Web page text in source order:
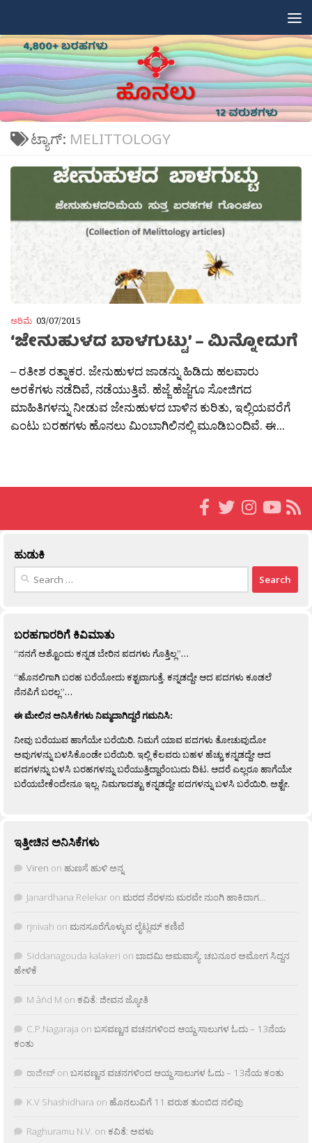
ಟ್ಯಾಗ್: MELITTOLOGY
ಅರಿಮೆ 03/07/2015
‘ಜೇನುಹುಳದ ಬಾಳಗುಟ್ಟು’ – ಮಿನ್ನೋದುಗೆ
– ರತೀಶ ರತ್ನಾಕರ. ಜೇನುಹುಳದ ಜಾಡನ್ನು ಹಿಡಿದು ಹಲವಾರು
ಅರಕೆಗಳು ನಡೆದಿವೆ, ನಡೆಯುತ್ತಿವೆ. ಹೆಜ್ಜೆ ಹೆಜ್ಜೆಗೂ ಸೋಜಿಗದ
ಮಾಹಿತಿಗಳನ್ನು ನೀಡುವ ಜೇನುಹುಳದ ಬಾಳಿನ ಕುರಿತು, ಇಲ್ಲಿಯವರೆಗೆ
ಎಂಟು ಬರಹಗಳು ಹೊನಲು ಮಿಂಬಾಗಿಲಿನಲ್ಲಿ ಮೂಡಿಬಂದಿವೆ. ಈ...
ಹುಡುಕಿ
Search
ಬರಹಗಾರರಿಗೆ ಕಿವಿಮಾತು
“ನನಗೆ ಅಶ್ಟೊಂದು ಕನ್ನಡ ಬೇರಿನ ಪದಗಳು ಗೊತ್ತಿಲ್ಲ”…
“ಹೊನಲಿಗಾಗಿ ಬರಹ ಬರೆಯೋದು ಕಶ್ಟವಾಗುತ್ತೆ. ಕನ್ನಡದ್ದೇ ಆದ ಪದಗಳು ಕೂಡಲೆ
ನೆನಪಿಗೆ ಬರಲ್ಲ”…
ಈ ಮೇಲಿನ ಅನಿಸಿಕೆಗಳು ನಿಮ್ಮದಾಗಿದ್ದರೆ ಗಮನಿಸಿ:
ನೀವು ಬರೆಯುವ ಹಾಗೆಯೇ ಬರೆಯಿರಿ. ನಿಮಗೆ ಯಾವ ಪದಗಳು ತೋಚುವುದೋ
ಅವುಗಳನ್ನು ಬಳಸಿಕೊಂಡೇ ಬರೆಯಿರಿ. ಇಲ್ಲಿ ಕೆಲವರು ಬಹಳ ಹೆಚ್ಚು ಕನ್ನಡದ್ದೇ ಆದ
ಪದಗಳನ್ನು ಬಳಸಿ ಬರಹಗಳನ್ನು ಬರೆಯುತ್ತಿದ್ದಾರೆಂಬುದು ದಿಟ. ಆದರೆ ಎಲ್ಲರೂ ಹಾಗೆಯೇ
ಬರೆಯಬೇಕೆಂದೇನೂ ಇಲ್ಲ. ನಿಮಗಾದಶ್ಟು ಕನ್ನಡದ್ದೇ ಪದಗಳನ್ನು ಬಳಸಿ ಬರೆಯಿರಿ, ಅಶ್ಟೇ.
ಇತ್ತೀಚಿನ ಅನಿಸಿಕೆಗಳು
Viren on ಹುಣಸೆ ಹುಳಿ ಅನ್ನ
Janardhana Relekar on ಮರದ ನೆರಳನು ಮರವೇ ನುಂಗಿ ಹಾಕಿದಾಗ…
rjnivah on ಮನಸೂರೆಗೊಳ್ಳುವ ಲೈಟ್ಲಮ್ ಕಣಿವೆ
Siddanagouda kalakeri on ಬಾದಮಿ ಅಮವಾಸ್ಯೆ: ಚಬನೂರ ಅಮೋಗ ಸಿದ್ದನ
ಹೇಳಿಕೆ
M âñd M on ಕವಿತೆ: ಜೀವನ ಜ್ಯೋತಿ
C.P.Nagaraja on ಬಸವಣ್ಣನ ವಚನಗಳಿಂದ ಆಯ್ದ ಸಾಲುಗಳ ಓದು – 13ನೆಯ
ಕಂತು
ರಾಜೀವ್ on ಬಸವಣ್ಣನ ವಚನಗಳಿಂದ ಆಯ್ದ ಸಾಲುಗಳ ಓದು – 13ನೆಯ ಕಂತು
K.V Shashidhara on ಹೊನಲುವಿಗೆ 11 ವರುಶ ತುಂಬಿದ ನಲಿವು
Raghuramu N.V. on ಕವಿತೆ: ಅವಳು